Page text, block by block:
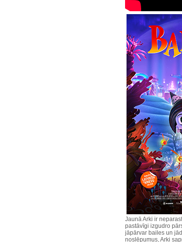
Jaunā Arki ir
pastāvīgi izgudro
jāpārvar bailes un
noslēpumus, Arki